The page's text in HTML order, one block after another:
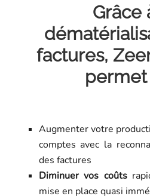
Grâce
factures,
permet
Augmenter votre
comptes avec la
des factures
Diminuer vos coûts
mise en place quasi